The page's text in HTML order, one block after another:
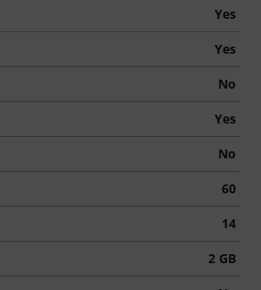
Yes
Yes
No
Yes
No
60
14
2 GB